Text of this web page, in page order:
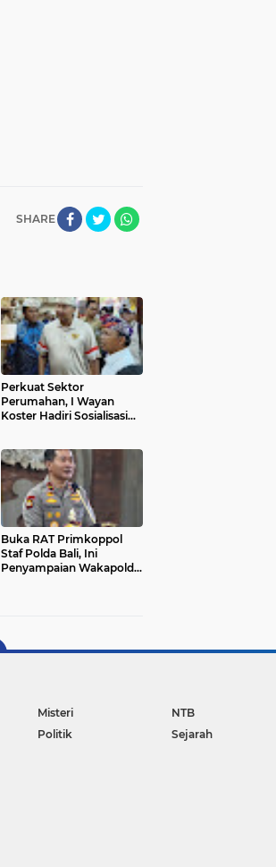
SHARE
Perkuat Sektor
Perumahan, I Wayan
Koster Hadiri Sosialisasi
Buka RAT Primkoppol
Staf Polda Bali, Ini
Penyampaian Wakapolda
Misteri
NTB
Politik
Sejarah